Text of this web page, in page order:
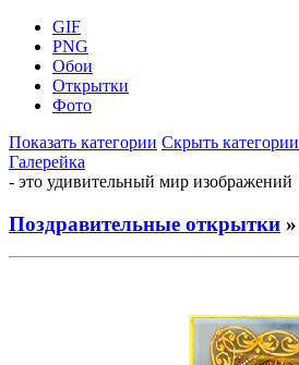
GIF
PNG
Обои
Открытки
Фото
Показать категории Скрыть категории
Галерейка
- это удивительный мир изображений
Поздравительные открытки »